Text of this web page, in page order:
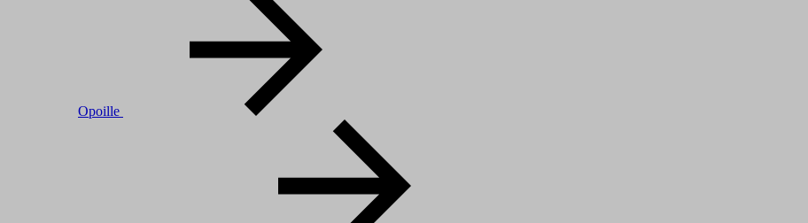
Opoille